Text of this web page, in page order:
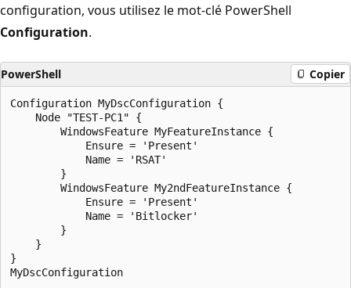
configuration, vous utilisez le mot-clé PowerShell
Configuration.
PowerShell Copier
Configuration MyDscConfiguration {
    Node "TEST-PC1" {
        WindowsFeature MyFeatureInstance {
            Ensure = 'Present'
            Name = 'RSAT'
        }
        WindowsFeature My2ndFeatureInstance {
            Ensure = 'Present'
            Name = 'Bitlocker'
        }
    }
}